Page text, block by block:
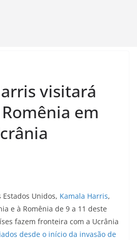
visitará
em
Unidos, Kamala Harris,
e à Romênia de 9 a 11 deste
fazem fronteira com a Ucrânia
desde o início da invasão de